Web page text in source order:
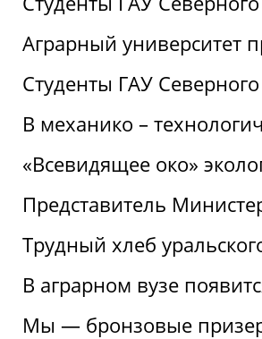
Аграрный университет
Студенты ГАУ
В механико –
«Всевидящее око»
Представитель
Трудный хлеб
В аграрном вузе
Мы — бронзовые